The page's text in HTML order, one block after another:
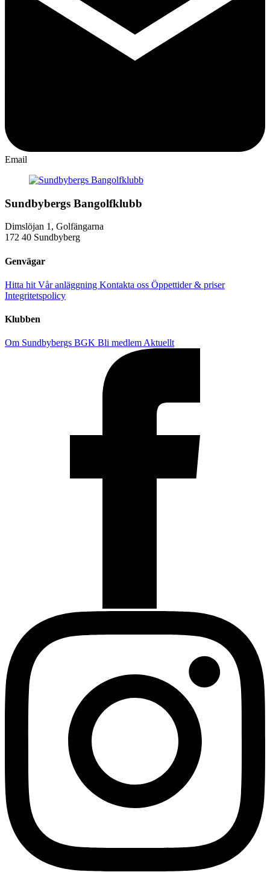
Email
Sundbybergs Bangolfklubb
Dimslöjan 1, Golfängarna
172 40 Sundbyberg
Genvägar
Hitta hit Vår anläggning Kontakta oss Öppettider & priser
Integritetspolicy
Klubben
Om Sundbybergs BGK Bli medlemAktuellt